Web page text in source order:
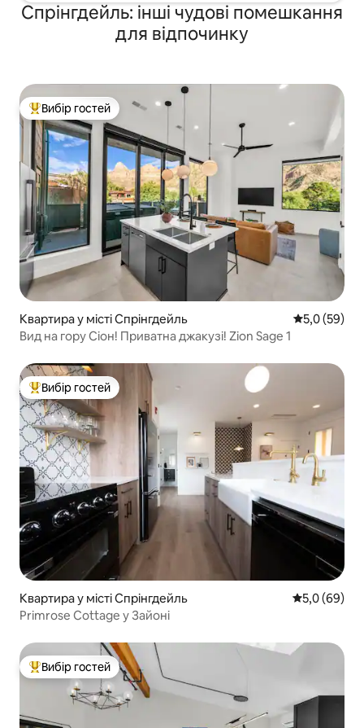
Спрінгдейль: інші чудові помешкання
для відпочинку
Топ вибір гостей
Вибір гостей
Квартира у місті Спрінгдейль Середня
5,0 (59)
Вид на гору Сіон! Приватна джакузі! Zion Sage 1
Топ вибір гостей
Вибір гостей
Квартира у місті Спрінгдейль Середня
5,0 (69)
Primrose Cottage у Зайоні
Топ вибір гостей
Вибір гостей